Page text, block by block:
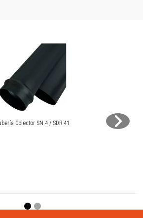
Colector SN 4 / SDR 41